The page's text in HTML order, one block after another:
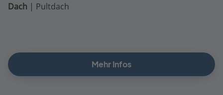
Dach | Pultdach
Mehr Infos